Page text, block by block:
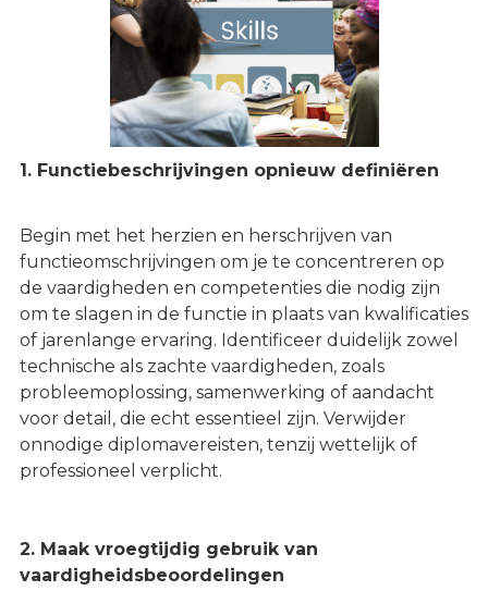
1. Functiebeschrijvingen opnieuw definiëren
Begin met het herzien en herschrijven van
functieomschrijvingen om je te concentreren op
de vaardigheden en competenties die nodig zijn
om te slagen in de functie in plaats van kwalificaties
of jarenlange ervaring. Identificeer duidelijk zowel
technische als zachte vaardigheden, zoals
probleemoplossing, samenwerking of aandacht
voor detail, die echt essentieel zijn. Verwijder
onnodige diplomavereisten, tenzij wettelijk of
professioneel verplicht.
2. Maak vroegtijdig gebruik van
vaardigheidsbeoordelingen